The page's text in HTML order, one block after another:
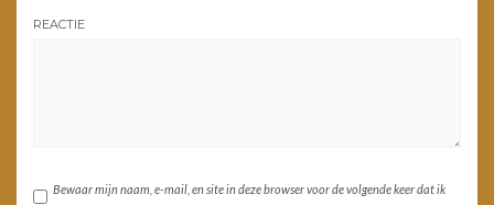
REACTIE
Bewaar mijn naam, e-mail, en site in deze browser voor de volgende keer dat ik